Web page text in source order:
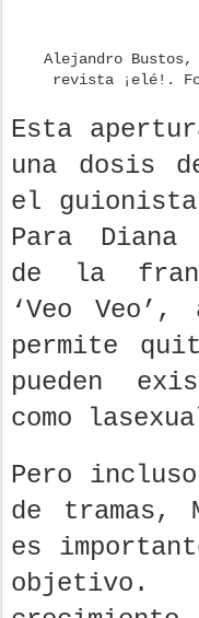
Alejandro
revista ¡elé!.
Esta
una dosis
el
Para
de la
‘Veo Veo’,
permite
pueden
como
Pero
de tramas,
es
objetivo.